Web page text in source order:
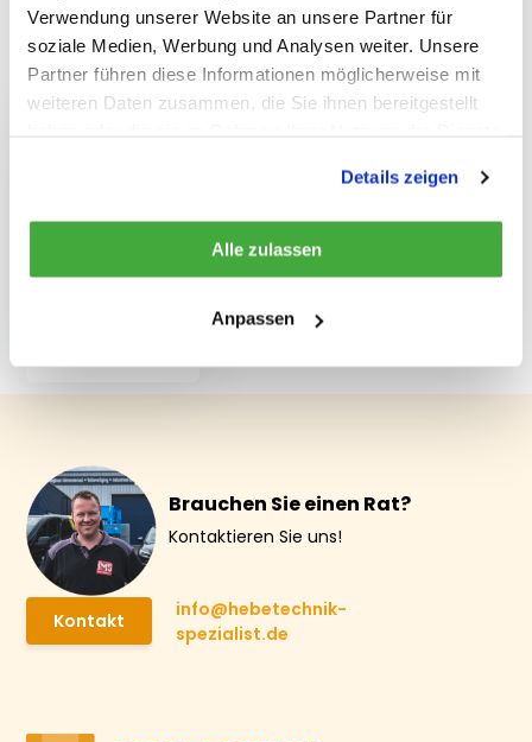
Verwendung unserer Website an unsere Partner für
soziale Medien, Werbung und Analysen weiter. Unsere
Partner führen diese Informationen möglicherweise mit
weiteren Daten zusammen, die Sie ihnen bereitgestellt
Details zeigen
Alle zulassen
Anpassen
Kürzlich gesehen
Brauchen Sie einen Rat?
Kontaktieren Sie uns!
Kontakt
info@hebetechnik-
spezialist.de